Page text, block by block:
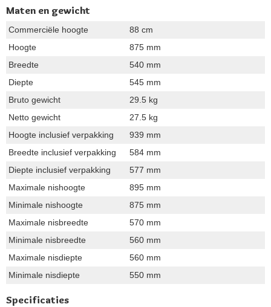
Maten en gewicht
Commerciële hoogte
88 cm
Hoogte
875 mm
Breedte
540 mm
Diepte
545 mm
Bruto gewicht
29.5 kg
Netto gewicht
27.5 kg
Hoogte inclusief verpakking
939 mm
Breedte inclusief verpakking
584 mm
Diepte inclusief verpakking
577 mm
Maximale nishoogte
895 mm
Minimale nishoogte
875 mm
Maximale nisbreedte
570 mm
Minimale nisbreedte
560 mm
Maximale nisdiepte
560 mm
Minimale nisdiepte
550 mm
Specificaties